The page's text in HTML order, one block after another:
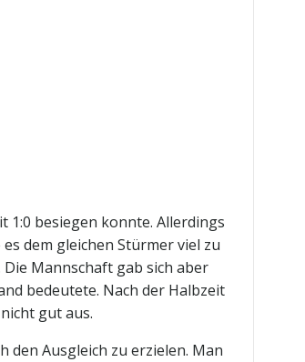
1:0 besiegen konnte. Allerdings
dem gleichen Stürmer viel zu
Mannschaft gab sich aber
bedeutete. Nach der Halbzeit
gut aus.
den Ausgleich zu erzielen. Man